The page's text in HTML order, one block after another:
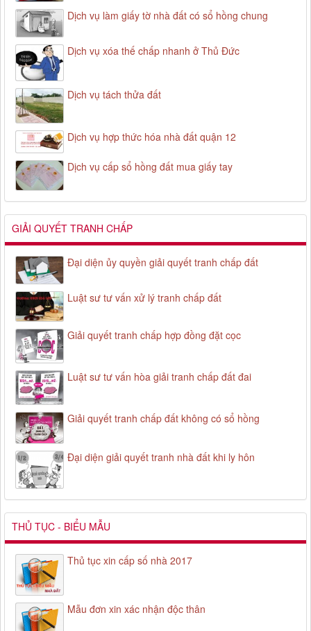
Dịch vụ làm giấy tờ nhà đất có sổ hồng chung
Dịch vụ xóa thế chấp nhanh ở Thủ Đức
Dịch vụ tách thửa đất
Dịch vụ hợp thức hóa nhà đất quận 12
Dịch vụ cấp sổ hồng đất mua giấy tay
GIẢI QUYẾT TRANH CHẤP
Đại diện ủy quyền giải quyết tranh chấp đất
Luật sư tư vấn xử lý tranh chấp đất
Giải quyết tranh chấp hợp đồng đặt cọc
Luật sư tư vấn hòa giải tranh chấp đất đai
Giải quyết tranh chấp đất không có sổ hồng
Đại diện giải quyết tranh nhà đất khi ly hôn
THỦ TỤC - BIỂU MẪU
Thủ tục xin cấp số nhà 2017
Mẫu đơn xin xác nhận độc thân